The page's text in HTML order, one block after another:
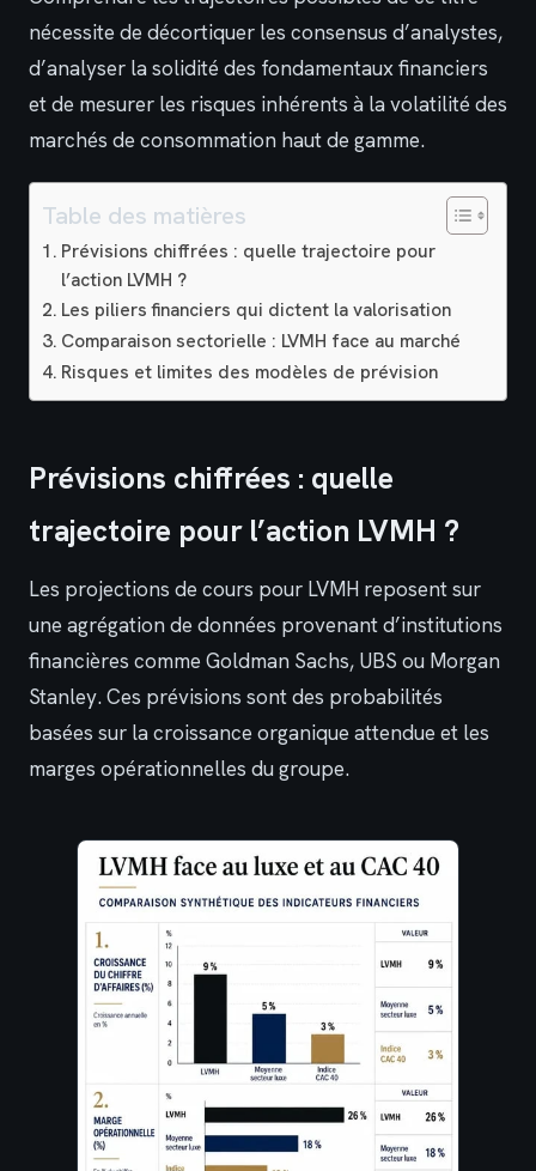
nécessite de décortiquer les consensus d’analystes,
d’analyser la solidité des fondamentaux financiers
et de mesurer les risques inhérents à la volatilité des
marchés de consommation haut de gamme.
Table des matières
Prévisions chiffrées : quelle trajectoire pour
l’action LVMH ?
Les piliers financiers qui dictent la valorisation
Comparaison sectorielle : LVMH face au marché
Risques et limites des modèles de prévision
Prévisions chiffrées : quelle
trajectoire pour l’action LVMH ?
Les projections de cours pour LVMH reposent sur
une agrégation de données provenant d’institutions
financières comme Goldman Sachs, UBS ou Morgan
Stanley. Ces prévisions sont des probabilités
basées sur la croissance organique attendue et les
marges opérationnelles du groupe.